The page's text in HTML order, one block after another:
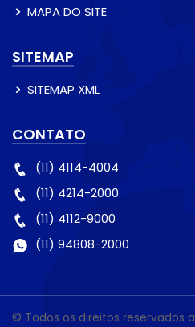
MAPA DO SITE
SITEMAP
SITEMAP XML
CONTATO
(11) 4114-4004
(11) 4214-2000
(11) 4112-9000
(11) 94808-2000
© Todos os direitos reservados a